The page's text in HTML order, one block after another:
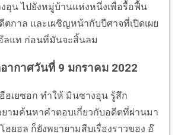
อุน ไปยังหมู่บ้านแห่งหนึ่งเพื่อรื้อฟื้น
ตกาล และเผชิญหน้ากับปีศาจที่เปิดเผย
ลแท ก่อนที่มันจะสิ้นลม
ากาศวันที่ 9 มกราคม 2022
เยซอก ทำให้ มินซางอุน รู้สึก
ามค้นหาคำตอบเกี่ยวกับอดีตที่ผ่านมา
ยอล ก็ยังพยายามสืบเรื่องราวของ อ๊